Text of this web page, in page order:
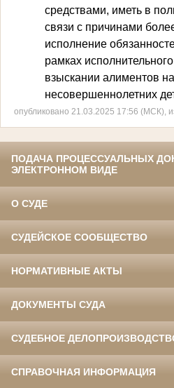
средствами, иметь в
связи с причинами
исполнение
рамках
взыскании алиментов
несовершеннолетних
опубликовано 21.03.2025 17:56 (МСК),
ПОДАЧА ПРОЦЕССУАЛЬНЫХ
ЭЛЕКТРОННОМ ВИДЕ
О СУДЕ
СУДЕЙСКОЕ СООБЩЕСТВО
НОРМАТИВНЫЕ АКТЫ
ДОКУМЕНТЫ СУДА
СУДЕБНОЕ
СПРАВОЧНАЯ ИНФОРМАЦИЯ